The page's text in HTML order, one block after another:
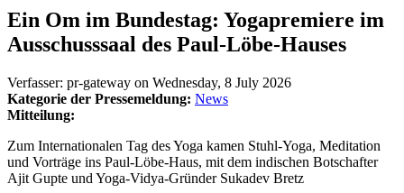
Ein Om im Bundestag: Yogapremiere im
Ausschusssaal des Paul-Löbe-Hauses
Verfasser: pr-gateway on Wednesday, 8 July 2026
Kategorie der Pressemeldung: News
Mitteilung:
Zum Internationalen Tag des Yoga kamen Stuhl-Yoga, Meditation
und Vorträge ins Paul-Löbe-Haus, mit dem indischen Botschafter
Ajit Gupte und Yoga-Vidya-Gründer Sukadev Bretz